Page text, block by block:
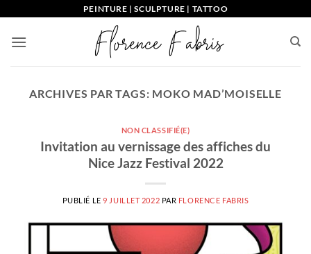
contenu
PEINTURE | SCULPTURE | TATTOO
ARCHIVES PAR TAGS: MOKO MAD’MOISELLE
NON CLASSIFIÉ(E)
Invitation au vernissage des affiches du
Nice Jazz Festival 2022
PUBLIÉ LE9 JUILLET 2022 PAR FLORENCE FABRIS